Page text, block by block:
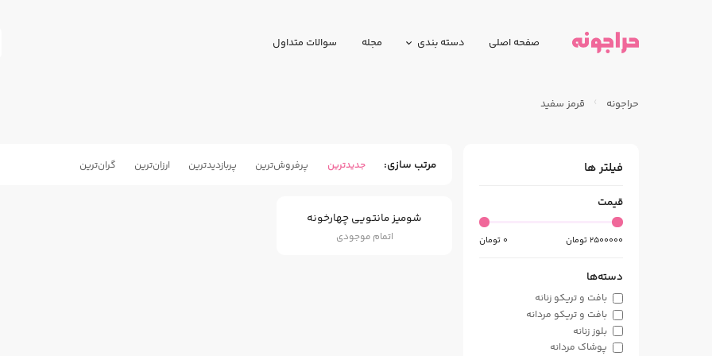
صفحه اصلی دسته بندی مجله سوالات متداول
حراجونه قرمز سفید
فیلتر ها
قیمت
0 تومان 2500000تومان
دسته‌ها
بافت و تریکو زنانه
بافت و تریکو مردانه
بلوز زنانه
پوشاک مردانه
مرتب سازی جدیدترین پرفروش‌ترین پربازدید‌ترین ارزان‌ترین گران‌ترین
شومیز مانتویی چهارخونه
اتمام موجودی